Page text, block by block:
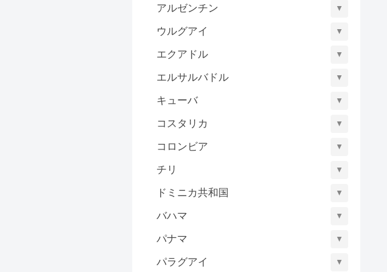
アルゼンチン ▼
ウルグアイ ▼
エクアドル ▼
エルサルバドル ▼
キューバ ▼
コスタリカ ▼
コロンビア ▼
チリ ▼
ドミニカ共和国 ▼
バハマ ▼
パナマ ▼
パラグアイ ▼